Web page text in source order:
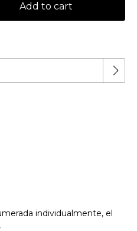
individualmente, el